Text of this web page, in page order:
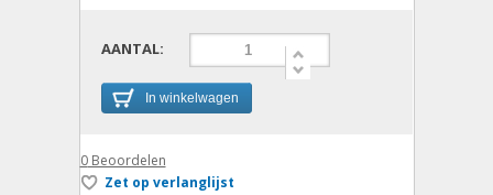
AANTAL:
In winkelwagen
0Beoordelen
Zet op verlanglijst